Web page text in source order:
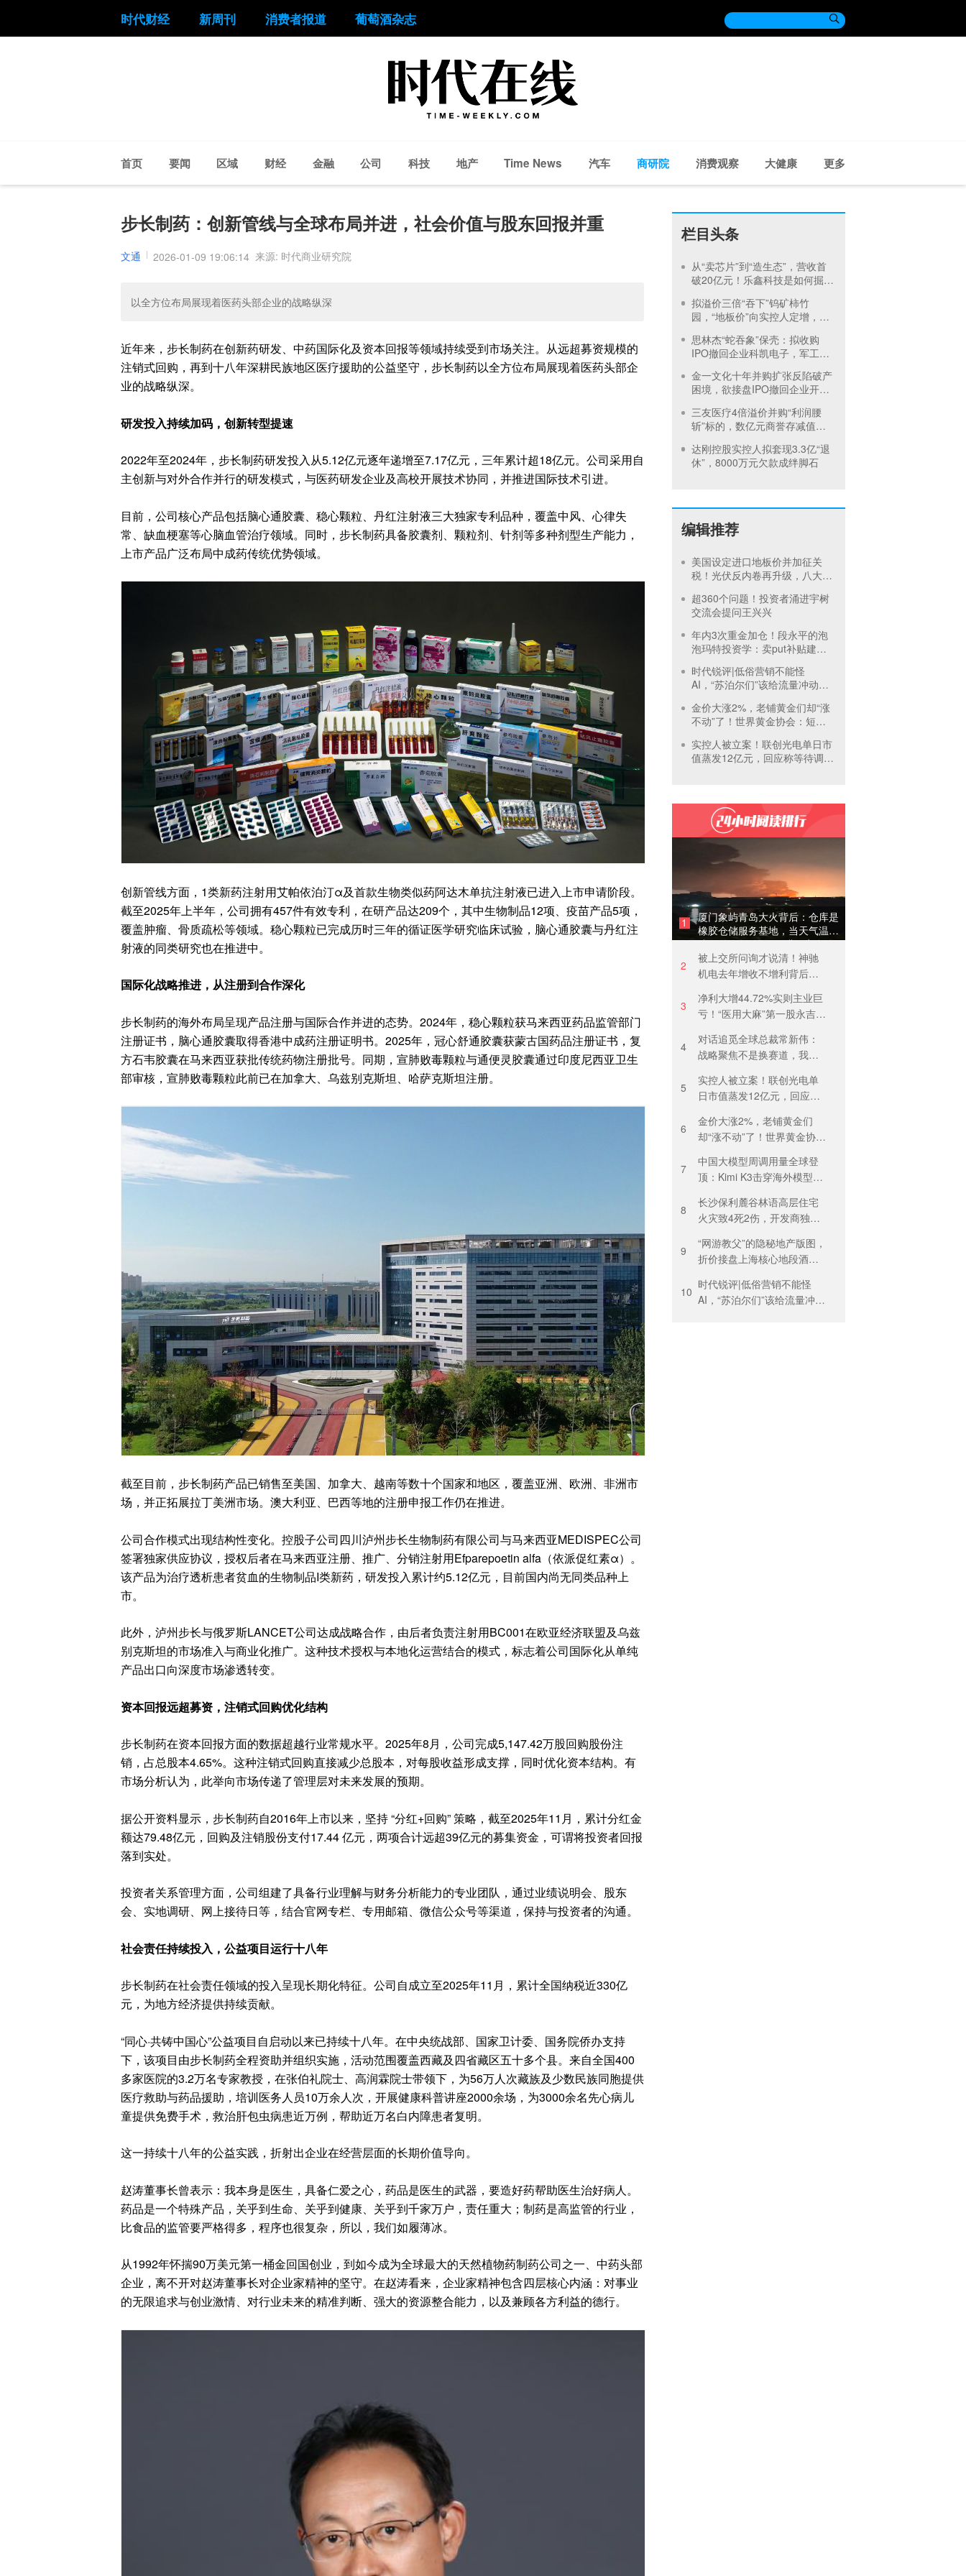
时代财经 新周刊 消费者报道 葡萄酒杂志 
首页 要闻 区域 财经 金融 公司 科技 地产 Time News 汽车 商研院 消费观察 大健康 更多
步长制药：创新管线与全球布局并进，社会价值与股东回报并重
文通 2026-01-09 19:06:14 来源: 时代商业研究院
以全方位布局展现着医药头部企业的战略纵深
近年来，步长制药在创新药研发、中药国际化及资本回报等领域持续受到市场关注。从远超募资规模的
注销式回购，再到十八年深耕民族地区医疗援助的公益坚守，步长制药以全方位布局展现着医药头部企
业的战略纵深。
研发投入持续加码，创新转型提速
2022年至2024年，步长制药研发投入从5.12亿元逐年递增至7.17亿元，三年累计超18亿元。公司采用自
主创新与对外合作并行的研发模式，与医药研发企业及高校开展技术协同，并推进国际技术引进。
目前，公司核心产品包括脑心通胶囊、稳心颗粒、丹红注射液三大独家专利品种，覆盖中风、心律失
常、缺血梗塞等心脑血管治疗领域。同时，步长制药具备胶囊剂、颗粒剂、针剂等多种剂型生产能力，
上市产品广泛布局中成药传统优势领域。
创新管线方面，1类新药注射用艾帕依泊汀α及首款生物类似药阿达木单抗注射液已进入上市申请阶段。
截至2025年上半年，公司拥有457件有效专利，在研产品达209个，其中生物制品12项、疫苗产品5项，
覆盖肿瘤、骨质疏松等领域。稳心颗粒已完成历时三年的循证医学研究临床试验，脑心通胶囊与丹红注
射液的同类研究也在推进中。
国际化战略推进，从注册到合作深化
步长制药的海外布局呈现产品注册与国际合作并进的态势。2024年，稳心颗粒获马来西亚药品监管部门
注册证书，脑心通胶囊取得香港中成药注册证明书。2025年，冠心舒通胶囊获蒙古国药品注册证书，复
方石韦胶囊在马来西亚获批传统药物注册批号。同期，宣肺败毒颗粒与通便灵胶囊通过印度尼西亚卫生
部审核，宣肺败毒颗粒此前已在加拿大、乌兹别克斯坦、哈萨克斯坦注册。
截至目前，步长制药产品已销售至美国、加拿大、越南等数十个国家和地区，覆盖亚洲、欧洲、非洲市
场，并正拓展拉丁美洲市场。澳大利亚、巴西等地的注册申报工作仍在推进。
公司合作模式出现结构性变化。控股子公司四川泸州步长生物制药有限公司与马来西亚MEDISPEC公司
签署独家供应协议，授权后者在马来西亚注册、推广、分销注射用Efparepoetin alfa（依派促红素α）。
该产品为治疗透析患者贫血的生物制品I类新药，研发投入累计约5.12亿元，目前国内尚无同类品种上
市。
此外，泸州步长与俄罗斯LANCET公司达成战略合作，由后者负责注射用BC001在欧亚经济联盟及乌兹
别克斯坦的市场准入与商业化推广。这种技术授权与本地化运营结合的模式，标志着公司国际化从单纯
产品出口向深度市场渗透转变。
资本回报远超募资，注销式回购优化结构
步长制药在资本回报方面的数据超越行业常规水平。2025年8月，公司完成5,147.42万股回购股份注
销，占总股本4.65%。这种注销式回购直接减少总股本，对每股收益形成支撑，同时优化资本结构。有
市场分析认为，此举向市场传递了管理层对未来发展的预期。
据公开资料显示，步长制药自2016年上市以来，坚持 “分红+回购” 策略，截至2025年11月，累计分红金
额达79.48亿元，回购及注销股份支付17.44 亿元，两项合计远超39亿元的募集资金，可谓将投资者回报
落到实处。
投资者关系管理方面，公司组建了具备行业理解与财务分析能力的专业团队，通过业绩说明会、股东
会、实地调研、网上接待日等，结合官网专栏、专用邮箱、微信公众号等渠道，保持与投资者的沟通。
社会责任持续投入，公益项目运行十八年
步长制药在社会责任领域的投入呈现长期化特征。公司自成立至2025年11月，累计全国纳税近330亿
元，为地方经济提供持续贡献。
“同心·共铸中国心”公益项目自启动以来已持续十八年。在中央统战部、国家卫计委、国务院侨办支持
下，该项目由步长制药全程资助并组织实施，活动范围覆盖西藏及四省藏区五十多个县。来自全国400
多家医院的3.2万名专家教授，在张伯礼院士、高润霖院士带领下，为56万人次藏族及少数民族同胞提供
医疗救助与药品援助，培训医务人员10万余人次，开展健康科普讲座2000余场，为3000余名先心病儿
童提供免费手术，救治肝包虫病患近万例，帮助近万名白内障患者复明。
这一持续十八年的公益实践，折射出企业在经营层面的长期价值导向。
赵涛董事长曾表示：我本身是医生，具备仁爱之心，药品是医生的武器，要造好药帮助医生治好病人。
药品是一个特殊产品，关乎到生命、关乎到健康、关乎到千家万户，责任重大；制药是高监管的行业，
比食品的监管要严格得多，程序也很复杂，所以，我们如履薄冰。
从1992年怀揣90万美元第一桶金回国创业，到如今成为全球最大的天然植物药制药公司之一、中药头部
企业，离不开对赵涛董事长对企业家精神的坚守。在赵涛看来，企业家精神包含四层核心内涵：对事业
的无限追求与创业激情、对行业未来的精准判断、强大的资源整合能力，以及兼顾各方利益的德行。
栏目头条
从“卖芯片”到“造生态”，营收首
破20亿元！乐鑫科技是如何掘金
拟溢价三倍“吞下”钨矿柿竹
园，“地板价”向实控人定增，中
思林杰“蛇吞象”保壳：拟收购
IPO撤回企业科凯电子，军工跨
金一文化十年并购扩张反陷破产
困境，欲接盘IPO撤回企业开科
三友医疗4倍溢价并购“利润腰
斩”标的，数亿元商誉存减值风
达刚控股实控人拟套现3.3亿“退
休”，8000万元欠款成绊脚石
编辑推荐
美国设定进口地板价并加征关
税！光伏反内卷再升级，八大硅
超360个问题！投资者涌进宇树
交流会提问王兴兴
年内3次重金加仓！段永平的泡
泡玛特投资学：卖put补贴建
持有
时代锐评|低俗营销不能怪
AI，“苏泊尔们”该给流量冲动踩
金价大涨2%，老铺黄金们却“涨
不动”了！世界黄金协会：短期
实控人被立案！联创光电单日市
值蒸发12亿元，回应称等待调查
1
厦门象屿青岛大火背后：仓库是
橡胶仓储服务基地，当天气温未
达预警，集团5月刚进行安全管
理培训
2
被上交所问询才说清！神驰
机电去年增收不增利背后：
减
3
净利大增44.72%实则主业巨
亏！“医用大麻”第一股永吉股
收益“保盈”
4
对话追觅全球总裁常新伟：
战略聚焦不是换赛道，我们
5
实控人被立案！联创光电单
日市值蒸发12亿元，回应称
6
金价大涨2%，老铺黄金们
却“涨不动”了！世界黄金协
回暖
7
中国大模型周调用量全球登
顶：Kimi K3击穿海外模型高
价格战
8
长沙保利麓谷林语高层住宅
火灾致4死2伤，开发商独家
9
“网游教父”的隐秘地产版图，
折价接盘上海核心地段酒
10
时代锐评|低俗营销不能怪
AI，“苏泊尔们”该给流量冲动